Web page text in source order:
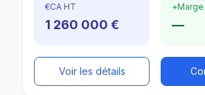
€CA HT
1 260 000 €
+
—
Voir les détails